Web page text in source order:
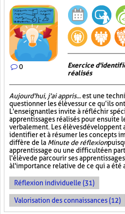
0
Exercice
réalisés
Aujourd'hui, j'ai appris...est une
questionner les élèves sur ce qu’ils
L'enseignant les invite à réfléchir
apprentissages réalisés pour ensuite
verbalement. Les élèves développent
identifier et à résumer les concepts
diffère de la Minute de réflexion
apprentissage ou une difficulté en
l'élève de parcourir ses
à l'importance relative de ce qui a été
Réflexion individuelle (31)
Valorisation des connaissances (12)